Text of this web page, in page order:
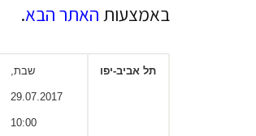
באמצעות האתר הבא.
תל אביב-יפו שבת,
29.07.2017
10:00